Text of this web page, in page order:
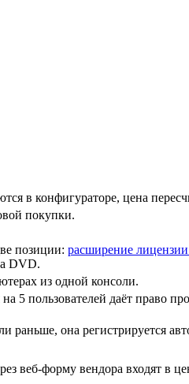
в конфигураторе, цена
покупки.
позиции: расширение
DVD.
из одной консоли.
5 пользователей даёт право
раньше, она регистрируется
веб-форму вендора входят в